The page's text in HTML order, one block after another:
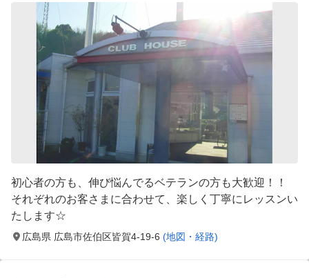
初心者の方も、伸び悩んでるベテランの方も大歓迎！！
それぞれのお客さまに合わせて、楽しく丁寧にレッスンい
たします☆
広島県 広島市佐伯区皆賀4-19-6 (地図・経路)